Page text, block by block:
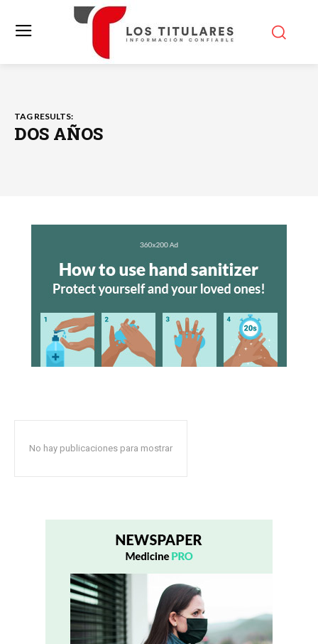
TAG RESULTS:
DOS AÑOS
No hay publicaciones para mostrar